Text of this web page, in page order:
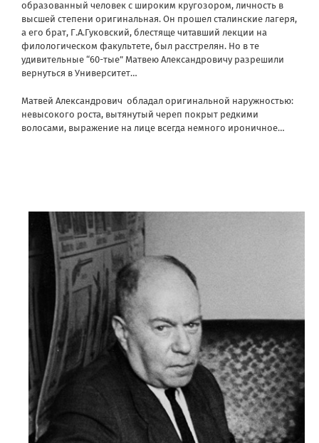
образованный человек с широким кругозором, личность в
высшей степени оригинальная. Он прошел сталинские лагеря,
а его брат, Г.А.Гуковский, блестяще читавший лекции на
филологическом факультете, был расстрелян. Но в те
удивительные “60-тые” Матвею Александровичу разрешили
вернуться в Университет…
Матвей Александрович обладал оригинальной наружностью:
невысокого роста, вытянутый череп покрыт редкими
волосами, выражение на лице всегда немного ироничное…